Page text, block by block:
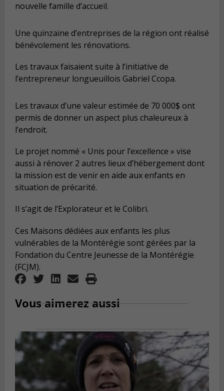
nouvelle famille d’accueil.
Une quinzaine d’entreprises de la région ont réalisé
bénévolement les rénovations.
Les travaux faisaient suite à l’initiative de
l’entrepreneur longueuillois Gabriel Ccopa.
Les travaux d’une valeur estimée de 70 000$ ont
permis de donner un aspect plus chaleureux à
l’endroit.
Le projet nommé « Unis pour l’excellence » vise
aussi à rénover 2 autres lieux d’hébergement dont
la mission est de venir en aide aux enfants en
situation de précarité.
Il s’agit de l’Explorateur et le Colibri.
Ces Maisons dédiées aux enfants les plus
vulnérables de la Montérégie sont gérées par la
Fondation du Centre Jeunesse de la Montérégie
(FCJM).
Vous aimerez aussi